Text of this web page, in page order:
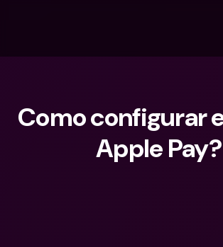
Como configurar
Apple Pay?